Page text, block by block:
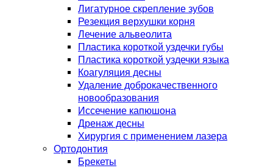
Лигатурное скрепление зубов
Резекция верхушки корня
Лечение альвеолита
Пластика короткой уздечки губы
Пластика короткой уздечки языка
Коагуляция десны
Удаление доброкачественного
новообразования
Иссечение капюшона
Дренаж десны
Хирургия с применением лазера
Ортодонтия
Брекеты